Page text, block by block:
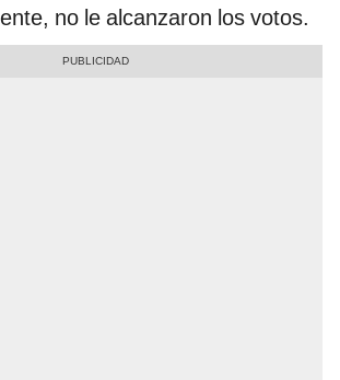
no le alcanzaron los votos.